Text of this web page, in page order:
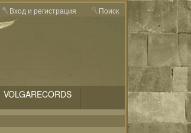
Вход и регистрация Поиск
VOLGARECORDS